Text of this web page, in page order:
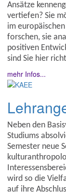
Ansätze
vertiefen? Sie
im
forschen, sie
positiven
sind Sie hier
mehr Infos...
Neben den
Studiums
Semester neue
wird so die
auf ihre